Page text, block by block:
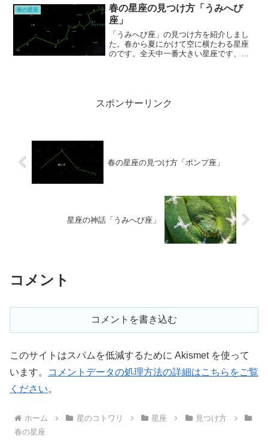
介しました。
春の星座
春の星座の見つけ方「うみへび
座」
「うみへび座」の見つけ方を紹介しまし
た。春から夏にかけて空に横たわる星座
のです。全天中一番大きい星座です、頭
スポンサーリンク
春の星座の見つけ方「ポンプ座」
星座の神話「うみへび座」
コメント
コメントを書き込む
このサイトはスパムを低減するために Akismet を使って
います。
コメントデータの処理方法の詳細はこちらをご覧
ください。
ホーム 星のコトワリ 星座
見つけ方
春の星座